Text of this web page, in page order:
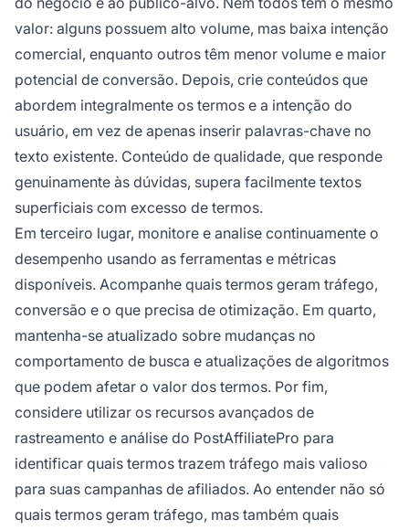
valor: alguns possuem alto volume, mas baixa intenção
comercial, enquanto outros têm menor volume e maior
potencial de conversão. Depois, crie conteúdos que
abordem integralmente os termos e a intenção do
usuário, em vez de apenas inserir palavras-chave no
texto existente. Conteúdo de qualidade, que responde
genuinamente às dúvidas, supera facilmente textos
superficiais com excesso de termos.
Em terceiro lugar, monitore e analise continuamente o
desempenho usando as ferramentas e métricas
disponíveis. Acompanhe quais termos geram tráfego,
conversão e o que precisa de otimização. Em quarto,
mantenha-se atualizado sobre mudanças no
comportamento de busca e atualizações de algoritmos
que podem afetar o valor dos termos. Por fim,
considere utilizar os recursos avançados de
rastreamento e análise do PostAffiliatePro para
identificar quais termos trazem tráfego mais valioso
para suas campanhas de afiliados. Ao entender não só
quais termos geram tráfego, mas também quais